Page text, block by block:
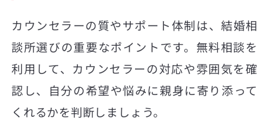
カウンセラーの質やサポート体制は、結婚相
談所選びの重要なポイントです。無料相談を
利用して、カウンセラーの対応や雰囲気を確
認し、自分の希望や悩みに親身に寄り添って
くれるかを判断しましょう。